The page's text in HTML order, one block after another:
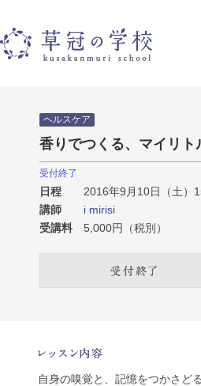
ヘルスケア
香りでつくる、マイリト
受付終了
日程
2016年9月10日（土）
講師
i mirisi
受講料
5,000円（税別）
自身の嗅覚と、記憶をつかさど